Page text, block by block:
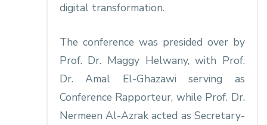
digital transformation.
The conference was presided over by
Prof. Dr. Maggy Helwany, with Prof.
Dr. Amal El-Ghazawi serving as
Conference Rapporteur, while Prof. Dr.
Nermeen Al-Azrak acted as Secretary-